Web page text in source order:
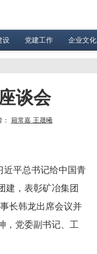
设 党建工作 企业文化
谈会
籍常嘉 王晟曦
近平总书记给中国青
建，表彰矿冶集团
长韩龙出席会议并
，党委副书记、工